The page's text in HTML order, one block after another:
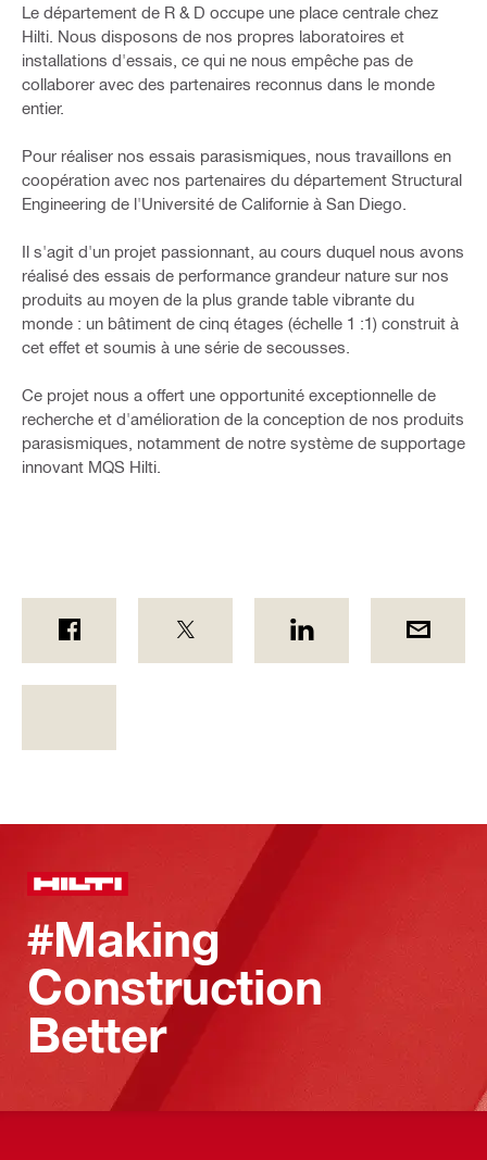
Le département de R & D occupe une place centrale chez
Hilti. Nous disposons de nos propres laboratoires et
installations d'essais, ce qui ne nous empêche pas de
collaborer avec des partenaires reconnus dans le monde
entier.
Pour réaliser nos essais parasismiques, nous travaillons en
coopération avec nos partenaires du département Structural
Engineering de l'Université de Californie à San Diego.
Il s'agit d'un projet passionnant, au cours duquel nous avons
réalisé des essais de performance grandeur nature sur nos
produits au moyen de la plus grande table vibrante du
monde : un bâtiment de cinq étages (échelle 1 :1) construit à
cet effet et soumis à une série de secousses.
Ce projet nous a offert une opportunité exceptionnelle de
recherche et d'amélioration de la conception de nos produits
parasismiques, notamment de notre système de supportage
innovant MQS Hilti.
#Making
Construction
Better